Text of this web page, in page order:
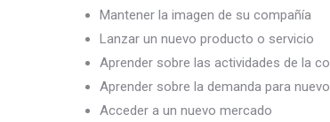
Mantener la imagen de su compañía
Lanzar un nuevo producto o servicio
Aprender sobre las actividades de la
Aprender sobre la demanda para
Acceder a un nuevo mercado